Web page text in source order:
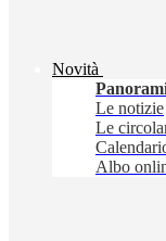
Novità
Le notizie
Le
Albo